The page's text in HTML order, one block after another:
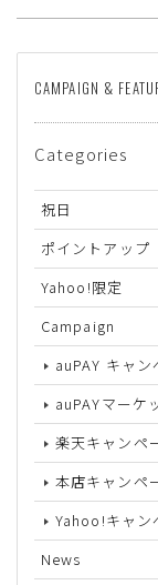
CAMPAIGN &
Categories
祝日
ポイントアップ
Yahoo!限定
Campaign
auPAY キャン
auPAYマーケ
楽天キャンペ
本店キャンペ
Yahoo!キャン
News